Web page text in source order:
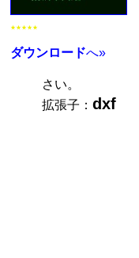
★★★★★
ダウンロードへ»
さい。
拡張子：dxf